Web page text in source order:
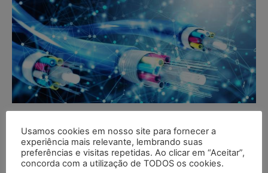
Modelo Inicial – Indenização por
Dano Moral – Redes Sociais –
Envio à Requerente, pelo
Aplicativo “Whatsapp”, de Fotos e
Usamos cookies em nosso site para fornecer a
experiência mais relevante, lembrando suas
preferências e visitas repetidas. Ao clicar em “Aceitar”,
concorda com a utilização de TODOS os cookies.